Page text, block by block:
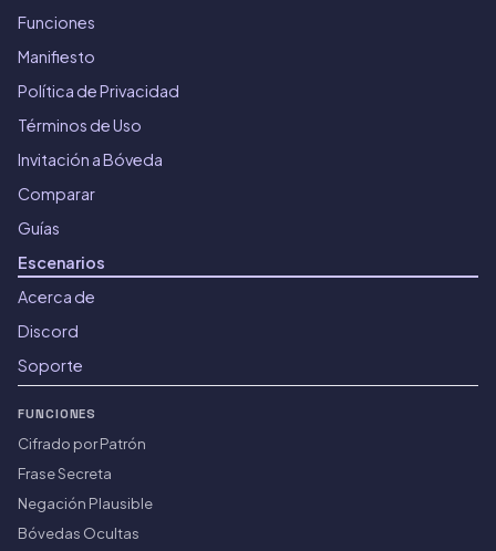
Funciones
Manifiesto
Política de Privacidad
Términos de Uso
Invitación a Bóveda
Comparar
Guías
Escenarios
Acerca de
Discord
Soporte
FUNCIONES
Cifrado por Patrón
Frase Secreta
Negación Plausible
Bóvedas Ocultas